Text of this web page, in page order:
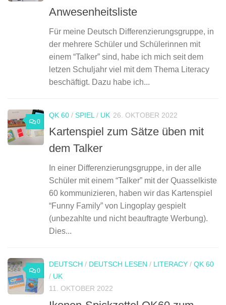
Anwesenheitsliste
Für meine Deutsch Differenzierungsgruppe, in
der mehrere Schüler und Schülerinnen mit
einem “Talker” sind, habe ich mich seit dem
letzen Schuljahr viel mit dem Thema Literacy
beschäftigt. Dazu habe ich...
0
QK 60 / SPIEL / UK 26. OKTOBER 2022
Kartenspiel zum Sätze üben mit
dem Talker
In einer Differenzierungsgruppe, in der alle
Schüler mit einem “Talker” mit der Quasselkiste
60 kommunizieren, haben wir das Kartenspiel
“Funny Family” von Lingoplay gespielt
(unbezahlte und nicht beauftragte Werbung).
Dies...
0
DEUTSCH / DEUTSCH LESEN / LITERACY / QK 60
/ UK
11. OKTOBER 2022